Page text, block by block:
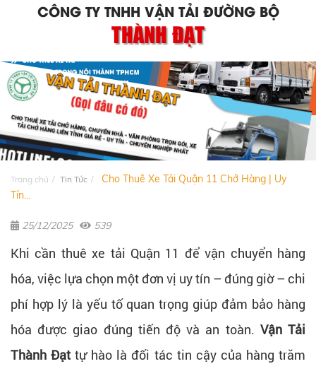
CÔNG TY TNHH VẬN TẢI ĐƯỜNG BỘ
THÀNH ĐẠT
Trang chủ Tin Tức
Cho Thuê Xe Tải Quận 11 Chở Hàng | Uy
Tín...
25/12/2025 539
Khi cần thuê xe tải Quận 11 để vận chuyển hàng
hóa, việc lựa chọn một đơn vị uy tín – đúng giờ – chi
phí hợp lý là yếu tố quan trọng giúp đảm bảo hàng
hóa được giao đúng tiến độ và an toàn. Vận Tải
Thành Đạt tự hào là đối tác tin cậy của hàng trăm